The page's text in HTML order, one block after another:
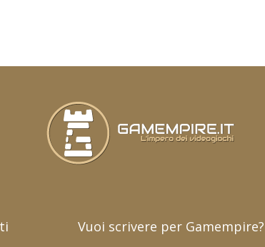
Vuoi scrivere per Gamempire?